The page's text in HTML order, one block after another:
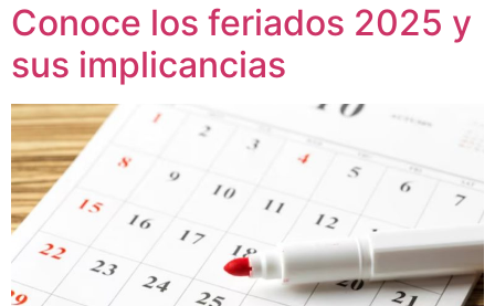
Conoce los feriados 2025 y
sus implicancias